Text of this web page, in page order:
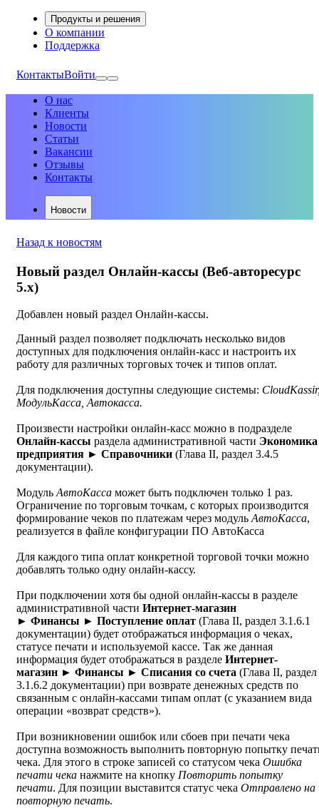
Продукты и решения
О компании
Поддержка
КонтактыВойти
О нас
Клиенты
Новости
Статьи
Вакансии
Отзывы
Контакты
Новости
Назад к новостям
Новый раздел Онлайн-кассы (Веб-авторесурс
5.х)
Добавлен новый раздел Онлайн-кассы.
Данный раздел позволяет подключать несколько видов
доступных для подключения онлайн-касс и настроить их
работу для различных торговых точек и типов оплат.
Для подключения доступны следующие системы:
МодульКасса, Автокасса.
Произвести настройки онлайн-касс можно в подразделе
Онлайн-кассы раздела административной части Экономика
предприятия ► Справочники (Глава II, раздел 3.4.5
документации).
МодульАвтоКасса может быть подключен только 1 раз.
Ограничение по торговым точкам, с которых производится
формирование чеков по платежам через модульАвтоКасса,
реализуется в файле конфигурации ПО АвтоКасса
Для каждого типа оплат конкретной торговой точки можно
добавлять только одну онлайн-кассу.
При подключении хотя бы одной онлайн-кассы в разделе
административной части Интернет-магазин
► Финансы ► Поступление оплат (Глава II, раздел 3.1.6.1
документации) будет отображаться информация о чеках,
статусе печати и используемой кассе. Так же данная
информация будет отображаться в разделе Интернет-
магазин ► Финансы ► Списания со счета (Глава II, раздел
3.1.6.2 документации) при возврате денежных средств по
связанным с онлайн-кассами типам оплат (с указанием вида
операции «возврат средств»).
При возникновении ошибок или сбоев при печати чека
доступна возможность выполнить повторную попытку
чека. Для этого в строке записей со статусом чека Ошибка
печати чека нажмите на кнопку Повторить попытку
печати. Для позиции выставится статус чека Отправлено на
повторную печать.